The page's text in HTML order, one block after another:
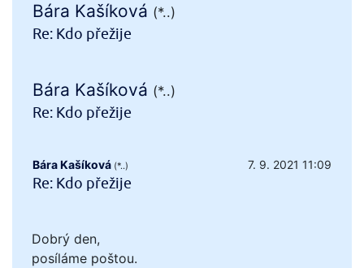
Bára Kašíková (*..)
Re: Kdo přežije
Bára Kašíková (*..)
Re: Kdo přežije
Bára Kašíková (*..) 7. 9. 2021 11:09
Re: Kdo přežije
Dobrý den,
posíláme poštou.